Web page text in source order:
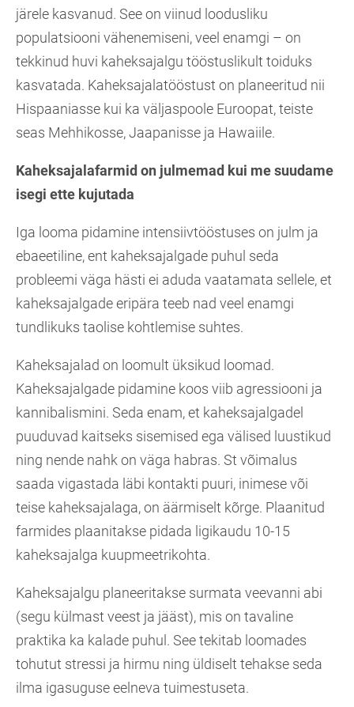
järele kasvanud. See on viinud loodusliku
populatsiooni vähenemiseni, veel enamgi – on
tekkinud huvi kaheksajalgu tööstuslikult toiduks
kasvatada. Kaheksajalatööstust on planeeritud nii
Hispaaniasse kui ka väljaspoole Euroopat, teiste
seas Mehhikosse, Jaapanisse ja Hawaiile.
Kaheksajalafarmid on julmemad kui me suudame
isegi ette kujutada
Iga looma pidamine intensiivtööstuses on julm ja
ebaeetiline, ent kaheksajalgade puhul seda
probleemi väga hästi ei aduda vaatamata sellele, et
kaheksajalgade eripära teeb nad veel enamgi
tundlikuks taolise kohtlemise suhtes.
Kaheksajalad on loomult üksikud loomad.
Kaheksajalgade pidamine koos viib agressiooni ja
kannibalismini. Seda enam, et kaheksajalgadel
puuduvad kaitseks sisemised ega välised luustikud
ning nende nahk on väga habras. St võimalus
saada vigastada läbi kontakti puuri, inimese või
teise kaheksajalaga, on äärmiselt kõrge. Plaanitud
farmides plaanitakse pidada ligikaudu 10-15
kaheksajalga kuupmeetrikohta.
Kaheksajalgu planeeritakse surmata veevanni abi
(segu külmast veest ja jääst), mis on tavaline
praktika ka kalade puhul. See tekitab loomades
tohutut stressi ja hirmu ning üldiselt tehakse seda
ilma igasuguse eelneva tuimestuseta.